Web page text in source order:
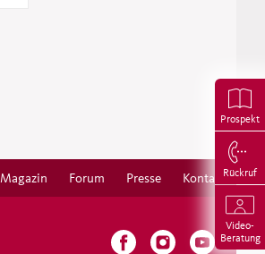
Prospekt
Rückruf
Video-
Beratung
Magazin Forum Presse Kontakt